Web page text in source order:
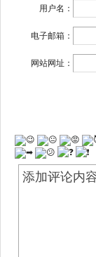
用户名：
电子邮箱：
网站网址：